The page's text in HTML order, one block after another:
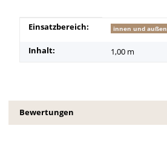
Produkteigenschaft
Wert
Einsatzbereich: innen und außen
Inhalt: 1,00 m
Bewertungen